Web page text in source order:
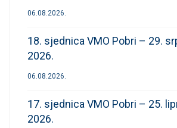
06.08.2026.
18. sjednica VMO Pobri – 29.
2026.
06.08.2026.
17. sjednica VMO Pobri – 25.
2026.